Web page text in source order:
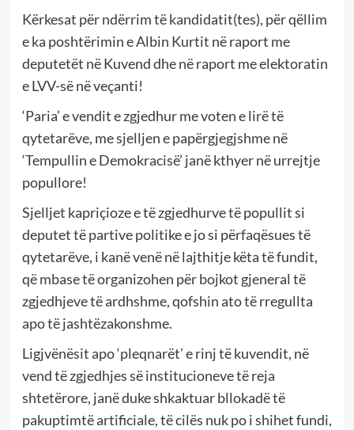
Kërkesat për ndërrim të kandidatit(tes), për qëllim
e ka poshtërimin e Albin Kurtit në raport me
deputetët në Kuvend dhe në raport me elektoratin
e LVV-së në veçanti!
‘Paria’ e vendit e zgjedhur me voten e lirë të
qytetarëve, me sjelljen e papërgjegjshme në
‘Tempullin e Demokracisë’ janë kthyer në urrejtje
popullore!
Sjelljet kapriçioze e të zgjedhurve të popullit si
deputet të partive politike e jo si përfaqësues të
qytetarëve, i kanë venë në lajthitje këta të fundit,
që mbase të organizohen për bojkot gjeneral të
zgjedhjeve të ardhshme, qofshin ato të rregullta
apo të jashtëzakonshme.
Ligjvënësit apo ‘pleqnarët’ e rinj të kuvendit, në
vend të zgjedhjes së institucioneve të reja
shtetërore, janë duke shkaktuar bllokadë të
pakuptimtë artificiale, të cilës nuk po i shihet fundi,